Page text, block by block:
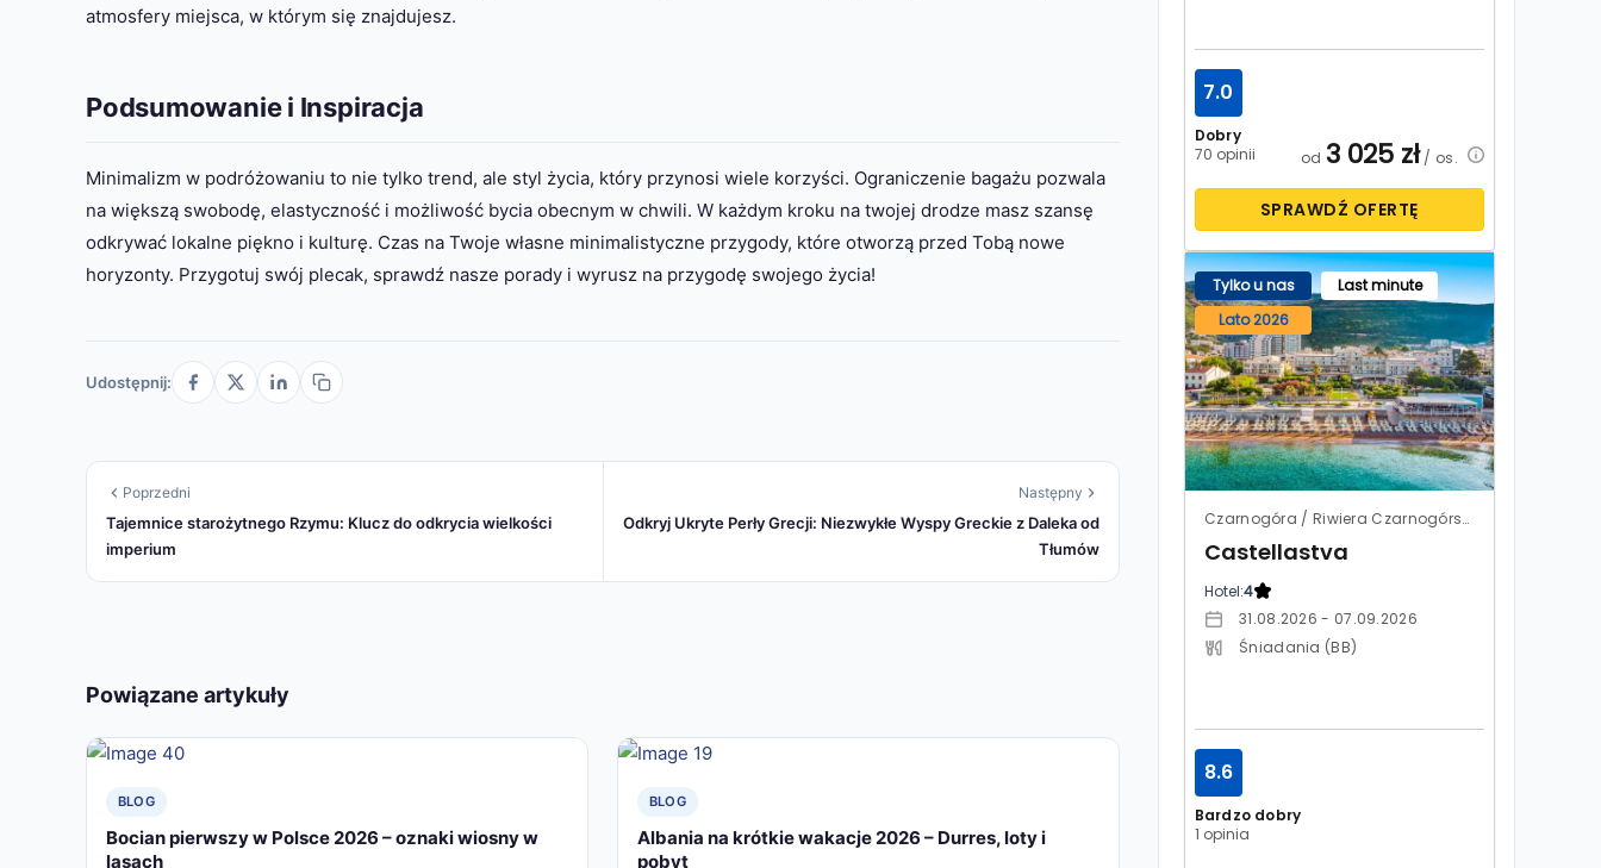
atmosfery miejsca, w którym się znajdujesz.
Podsumowanie i Inspiracja
Minimalizm w podróżowaniu to nie tylko trend, ale styl życia, który przynosi wiele korzyści. Ograniczenie bagażu pozwala
na większą swobodę, elastyczność i możliwość bycia obecnym w chwili. W każdym kroku na twojej drodze masz szansę
odkrywać lokalne piękno i kulturę. Czas na Twoje własne minimalistyczne przygody, które otworzą przed Tobą nowe
horyzonty. Przygotuj swój plecak, sprawdź nasze porady i wyrusz na przygodę swojego życia!
Udostępnij:
Poprzedni
Tajemnice starożytnego Rzymu: Klucz do odkrycia wielkości
imperium
Następny
Odkryj Ukryte Perły Grecji: Niezwykłe Wyspy Greckie z Daleka od
Tłumów
Powiązane artykuły
BLOG
Bocian pierwszy w Polsce 2026 – oznaki wiosny w
lasach
BLOG
Albania na krótkie wakacje 2026 – Durres, loty i
pobyt
Dobry
70 opinii
7.0
od 3 025 zł/ os.
SPRAWDŹ OFERTĘ
Tylko u nas
Last minute
Lato 2026
Czarnogóra / Riwiera Czarnogórska / Petrovac
Castellastva
Hotel:4
31.08.2026 - 07.09.2026
Śniadania (BB)
Bardzo dobry
1 opinia
8.6